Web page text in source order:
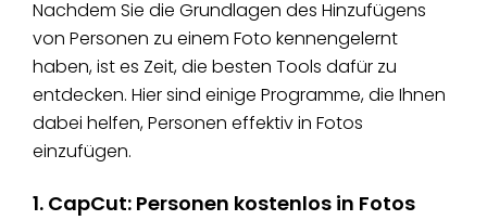
Nachdem Sie die Grundlagen des Hinzufügens
von Personen zu einem Foto kennengelernt
haben, ist es Zeit, die besten Tools dafür zu
entdecken. Hier sind einige Programme, die Ihnen
dabei helfen, Personen effektiv in Fotos
einzufügen.
1. CapCut: Personen kostenlos in Fotos